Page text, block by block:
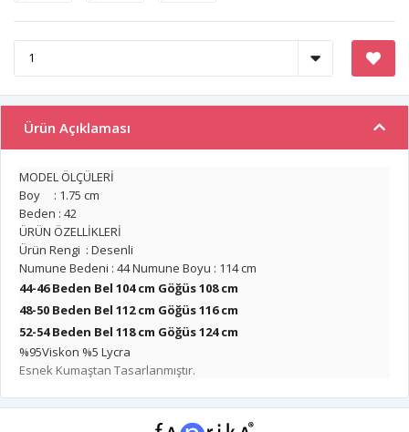
Ürün Açıklaması
MODEL ÖLÇÜLERİ
Boy : 1.75 cm
Beden : 42
ÜRÜN ÖZELLİKLERİ
Ürün Rengi : Desenli
Numune Bedeni : 44 Numune Boyu : 114 cm
44-46 Beden Bel 104 cm Göğüs 108 cm
48-50 Beden Bel 112 cm Göğüs 116 cm
52-54 Beden Bel 118 cm Göğüs 124 cm
%95Viskon %5 Lycra
Esnek Kumaştan Tasarlanmıştır.